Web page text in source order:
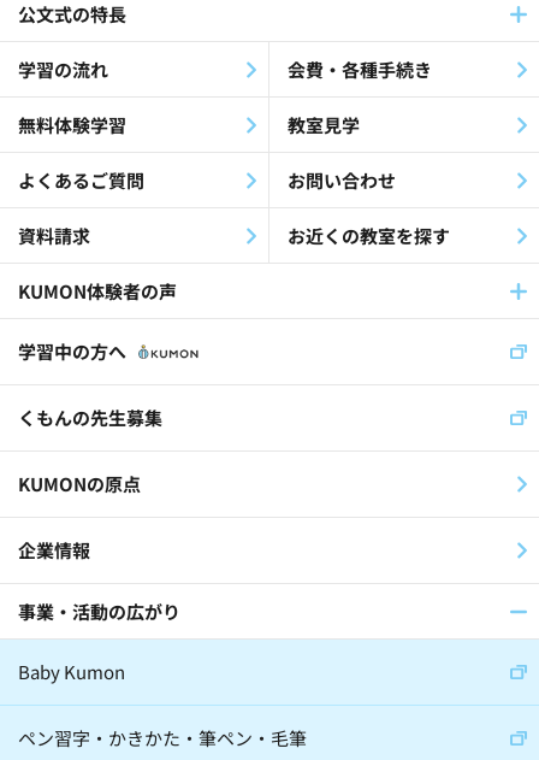
公文式の特長
学習の流れ 会費・各種手続き
無料体験学習 教室見学
よくあるご質問 お問い合わせ
資料請求 お近くの教室を探す
KUMON体験者の声
学習中の方へ
くもんの先生募集
KUMONの原点
企業情報
事業・活動の広がり
Baby Kumon
ペン習字・かきかた・筆ペン・毛筆